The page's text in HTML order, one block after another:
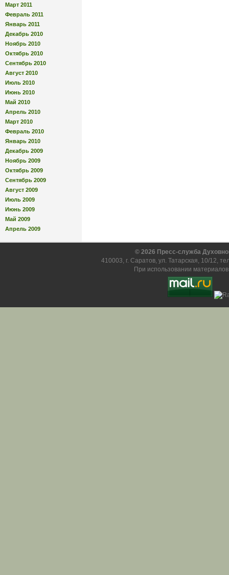
Март 2011
Февраль 2011
Январь 2011
Декабрь 2010
Ноябрь 2010
Октябрь 2010
Сентябрь 2010
Август 2010
Июль 2010
Июнь 2010
Май 2010
Апрель 2010
Март 2010
Февраль 2010
Январь 2010
Декабрь 2009
Ноябрь 2009
Октябрь 2009
Сентябрь 2009
Август 2009
Июль 2009
Июнь 2009
Май 2009
Апрель 2009
© 2026 Пресс-служба
410003, г. Саратов, ул. Татарская, 10/12,
При использовании